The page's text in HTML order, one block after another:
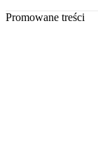
Promowane treści